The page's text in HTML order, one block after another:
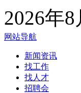
2026年
网站导航
新闻资讯
找工作
找人才
招聘会